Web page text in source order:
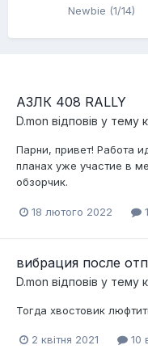
Newbie (1/14)
АЗЛК 408 RALLY
D.mon відповів у тему
Парни, привет! Работа
планах уже участие в
обзорчик.
18 лютого 2022
вибрация после
D.mon відповів у тему
Тогда хвостовик
2 квітня 2021 10